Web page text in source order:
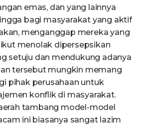
emas, dan yang lainnya
bagi masyarakat yang aktif
menganggap mereka yang
menolak dipersepsikan
setuju dan mendukung adanya
tersebut mungkin memang
pihak perusahaan untuk
konflik di masyarakat.
tambang model-model
ini biasanya sangat lazim